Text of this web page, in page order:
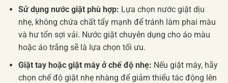
Sử dụng nước giặt phù hợp: Lựa chọn nước giặt dịu
nhẹ, không chứa chất tẩy mạnh để tránh làm phai màu
và hư tổn sợi vải. Nước giặt chuyên dụng cho áo màu
hoặc áo trắng sẽ là lựa chọn tối ưu.
Giặt tay hoặc giặt máy ở chế độ nhẹ: Nếu giặt máy, hãy
chọn chế độ giặt nhẹ nhàng để giảm thiểu tác động lên